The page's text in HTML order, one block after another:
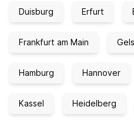
Duisburg Erfurt
Frankfurt am Main
Hamburg Hannover
Kassel Heidelberg